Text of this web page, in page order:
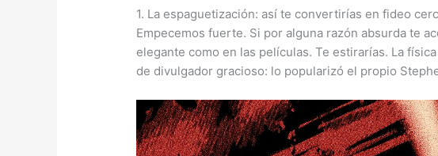
1. La espaguetización: así te convertirías en fideo
Empecemos fuerte. Si por alguna razón absurda te
elegante como en las películas. Te estirarías. La
de divulgador gracioso: lo popularizó el propio